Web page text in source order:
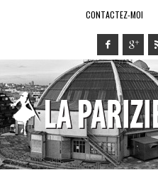
CONTACTEZ-MOI